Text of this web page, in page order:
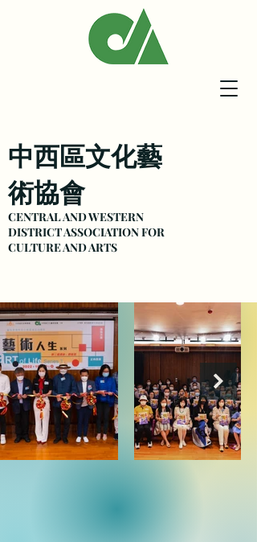
中西區文化藝
術協會
CENTRAL AND WESTERN
DISTRICT ASSOCIATION FOR
CULTUREAND ARTS